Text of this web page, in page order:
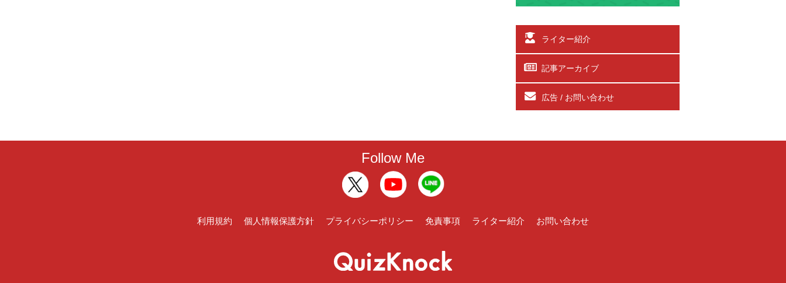
ライター紹介
記事アーカイブ
広告 / お問い合わせ
Follow Me
利用規約 個人情報保護方針 プライバシーポリシー 免責事項 ライター紹介 お問い合わせ